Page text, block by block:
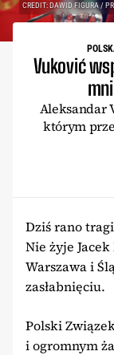
CREDIT: DAWID FIGURA /
Vuković
Aleksandar
którym
Dziś rano
Nie żyje
Warszawa i
zasłabnięciu.
Polski
i ogromnym